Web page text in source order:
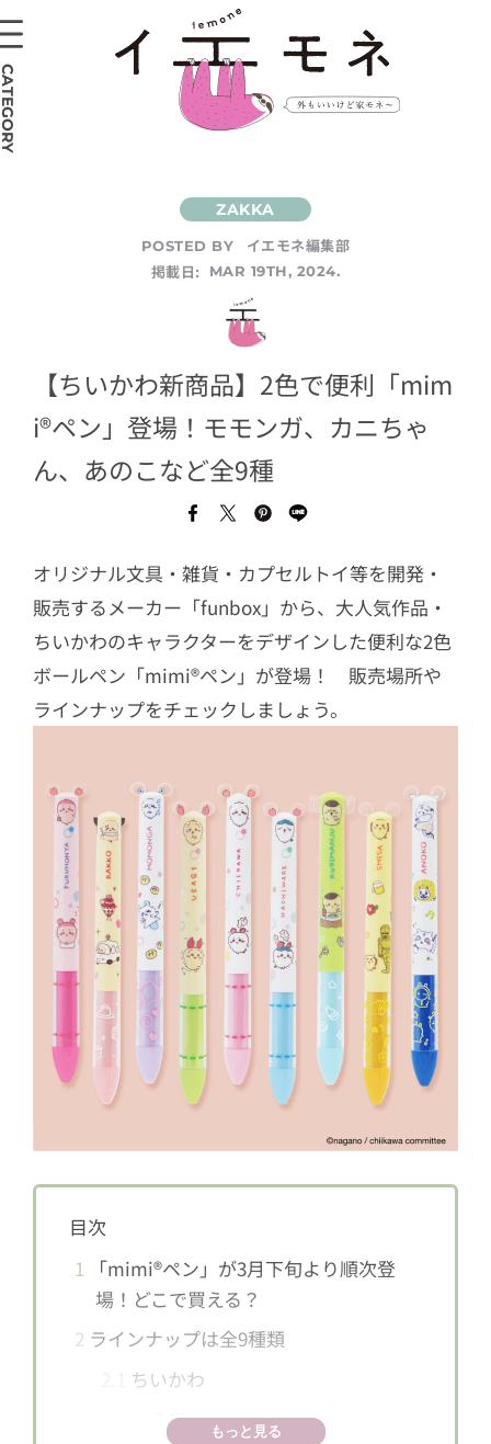
POSTED BY
イエモネ編集部
掲載日:
MAR 19TH, 2024.
【ちいかわ新商品】2色で便利「mim
i®ペン」登場！モモンガ、カニちゃ
ん、あのこなど全9種
オリジナル文具・雑貨・カプセルトイ等を開発・
販売するメーカー「funbox」から、大人気作品・
ちいかわのキャラクターをデザインした便利な2色
ボールペン「mimi®ペン」が登場！ 販売場所や
ラインナップをチェックしましょう。
目次
1
「mimi®ペン」が3月下旬より順次登
場！どこで買える？
2 ラインナップは全9種類
ちいかわ
ハチワレ もっと見る